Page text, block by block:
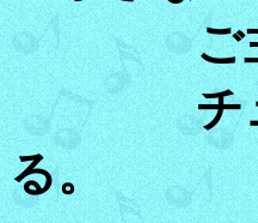
ご主人
チューリ
る。